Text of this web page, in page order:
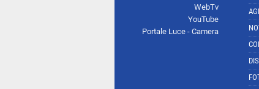
WebTv
YouTube
Portale Luce - Camera